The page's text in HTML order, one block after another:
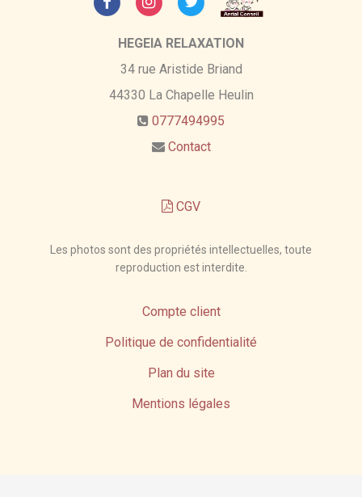
HEGEIA RELAXATION
34 rue Aristide Briand
44330 La Chapelle Heulin
0777494995
Contact
CGV
Les photos sont des propriétés intellectuelles, toute
reproduction est interdite.
Compte client
Politique de confidentialité
Plan du site
Mentions légales